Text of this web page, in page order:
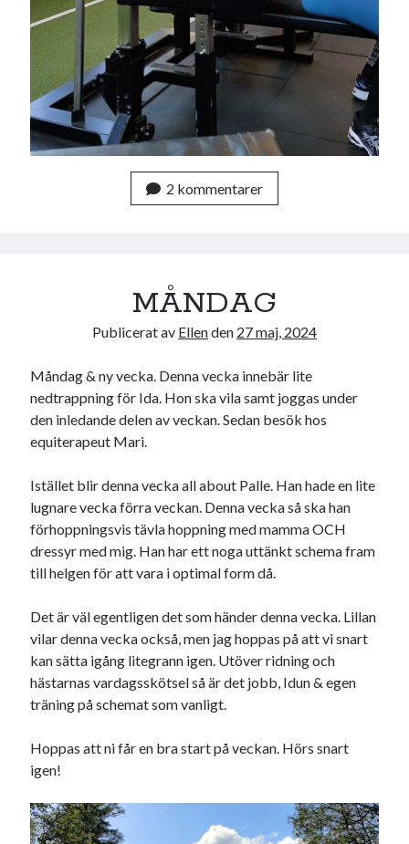
2 kommentarer
MÅNDAG
Publicerat av Ellenden 27 maj, 2024
Måndag & ny vecka. Denna vecka innebär lite
nedtrappning för Ida. Hon ska vila samt joggas under
den inledande delen av veckan. Sedan besök hos
equiterapeut Mari.
Istället blir denna vecka all about Palle. Han hade en lite
lugnare vecka förra veckan. Denna vecka så ska han
förhoppningsvis tävla hoppning med mamma OCH
dressyr med mig. Han har ett noga uttänkt schema fram
till helgen för att vara i optimal form då.
Det är väl egentligen det som händer denna vecka. Lillan
vilar denna vecka också, men jag hoppas på att vi snart
kan sätta igång litegrann igen. Utöver ridning och
hästarnas vardagsskötsel så är det jobb, Idun & egen
träning på schemat som vanligt.
Hoppas att ni får en bra start på veckan. Hörs snart
igen!